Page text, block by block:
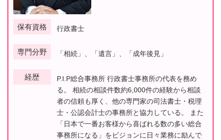
保有資格 行政書士
専門分野 「相続」、「遺言」、「成年後見」
経歴
P.I.P総合事務所 行政書士事務所の代表を務め
る。 相続の相談件数約6,000件の経験から相談
者の信頼も厚く、他の専門家の司法書士・税理
士・公認会計士の事務所と協力している。 また
「日本で一番お客様から喜ばれる数の多い総合
事務所になる」をビジョンに日々業務に励んで